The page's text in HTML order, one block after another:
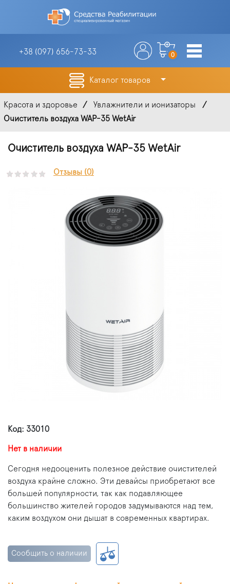
+38 (097) 656-73-33 0
Каталог товаров
Красота и здоровье
Увлажнители и ионизаторы
Очиститель воздуха WAP-35 WetAir
Очиститель воздуха WAP-35 WetAir
Отзывы (0)
Код: 33010
Нет в наличии
Сегодня недооценить полезное действие очистителей
воздуха крайне сложно. Эти девайсы приобретают все
большей популярности, так как подавляющее
большинство жителей городов задумываются над тем,
каким воздухом они дышат в современных квартирах.
Сообщить о наличии